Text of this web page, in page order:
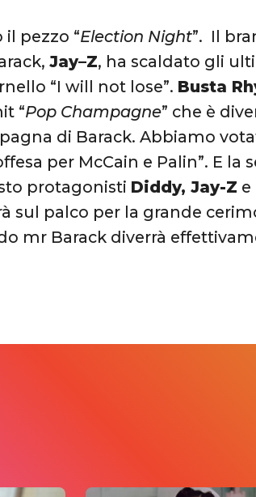
pezzo “Election Night”. Il
Jay–Z, ha scaldato gli
“I will not lose”. Busta
“Pop Champagne” che è
di Barack. Abbiamo
per McCain e Palin”. E la
protagonisti Diddy, Jay-Z e
sul palco per la grande
mr Barack diverrà